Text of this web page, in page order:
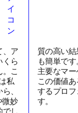
、ア
くら
こ
私
、
微妙
でし
質の高い
も簡単で
主要なマ
この価値
するプロ
す。